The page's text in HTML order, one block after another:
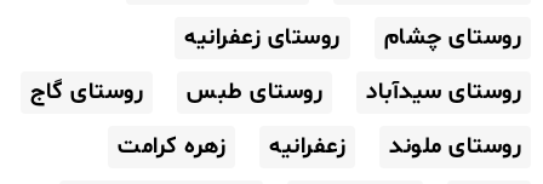
روستای چشام
روستای زعفرانیه
روستای سیدآباد
روستای طبس
روستای گاج
روستای ملوند
زعفرانیه
زهره کرامت